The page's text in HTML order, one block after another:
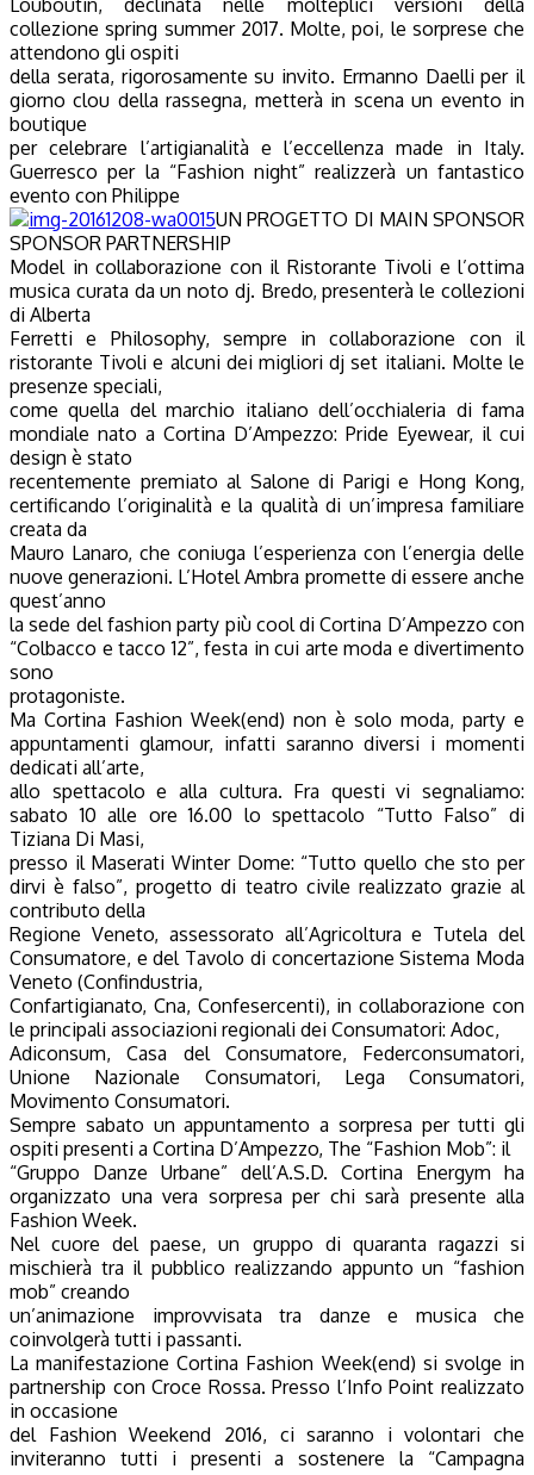
collezione spring summer 2017. Molte, poi, le sorprese che
attendono gli ospiti
della serata, rigorosamente su invito. Ermanno Daelli per il
giorno clou della rassegna, metterà in scena un evento in
boutique
per celebrare l’artigianalità e l’eccellenza made in Italy.
Guerresco per la “Fashion night” realizzerà un fantastico
evento con Philippe
UN PROGETTO DI MAIN SPONSOR
SPONSOR PARTNERSHIP
Model in collaborazione con il Ristorante Tivoli e l’ottima
musica curata da un noto dj. Bredo, presenterà le collezioni
di Alberta
Ferretti e Philosophy, sempre in collaborazione con il
ristorante Tivoli e alcuni dei migliori dj set italiani. Molte le
presenze speciali,
come quella del marchio italiano dell’occhialeria di fama
mondiale nato a Cortina D’Ampezzo: Pride Eyewear, il cui
design è stato
recentemente premiato al Salone di Parigi e Hong Kong,
certificando l’originalità e la qualità di un’impresa familiare
creata da
Mauro Lanaro, che coniuga l’esperienza con l’energia delle
nuove generazioni. L’Hotel Ambra promette di essere anche
quest’anno
la sede del fashion party più cool di Cortina D’Ampezzo con
“Colbacco e tacco 12”, festa in cui arte moda e divertimento
sono
protagoniste.
Ma Cortina Fashion Week(end) non è solo moda, party e
appuntamenti glamour, infatti saranno diversi i momenti
dedicati all’arte,
allo spettacolo e alla cultura. Fra questi vi segnaliamo:
sabato 10 alle ore 16.00 lo spettacolo “Tutto Falso” di
Tiziana Di Masi,
presso il Maserati Winter Dome: “Tutto quello che sto per
dirvi è falso”, progetto di teatro civile realizzato grazie al
contributo della
Regione Veneto, assessorato all’Agricoltura e Tutela del
Consumatore, e del Tavolo di concertazione Sistema Moda
Veneto (Confindustria,
Confartigianato, Cna, Confesercenti), in collaborazione con
le principali associazioni regionali dei Consumatori: Adoc,
Adiconsum, Casa del Consumatore, Federconsumatori,
Unione Nazionale Consumatori, Lega Consumatori,
Movimento Consumatori.
Sempre sabato un appuntamento a sorpresa per tutti gli
ospiti presenti a Cortina D’Ampezzo, The “Fashion Mob”: il
“Gruppo Danze Urbane” dell’A.S.D. Cortina Energym ha
organizzato una vera sorpresa per chi sarà presente alla
Fashion Week.
Nel cuore del paese, un gruppo di quaranta ragazzi si
mischierà tra il pubblico realizzando appunto un “fashion
mob” creando
un’animazione improvvisata tra danze e musica che
coinvolgerà tutti i passanti.
La manifestazione Cortina Fashion Week(end) si svolge in
partnership con Croce Rossa. Presso l’Info Point realizzato
in occasione
del Fashion Weekend 2016, ci saranno i volontari che
inviteranno tutti i presenti a sostenere la “Campagna